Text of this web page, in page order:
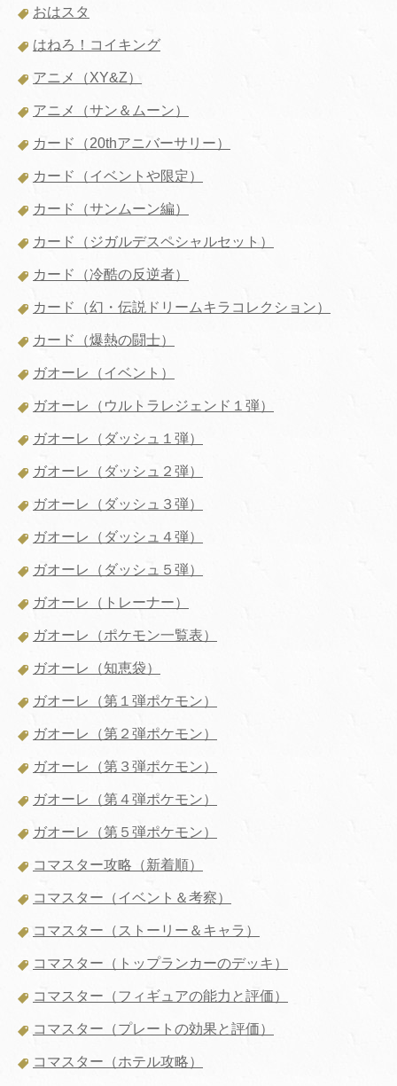
おはスタ
はねろ！コイキング
アニメ（XY&Z）
アニメ（サン＆ムーン）
カード（20thアニバーサリー）
カード（イベントや限定）
カード（サンムーン編）
カード（ジガルデスペシャルセット）
カード（冷酷の反逆者）
カード（幻・伝説ドリームキラコレクション）
カード（爆熱の闘士）
ガオーレ（イベント）
ガオーレ（ウルトラレジェンド１弾）
ガオーレ（ダッシュ１弾）
ガオーレ（ダッシュ２弾）
ガオーレ（ダッシュ３弾）
ガオーレ（ダッシュ４弾）
ガオーレ（ダッシュ５弾）
ガオーレ（トレーナー）
ガオーレ（ポケモン一覧表）
ガオーレ（知恵袋）
ガオーレ（第１弾ポケモン）
ガオーレ（第２弾ポケモン）
ガオーレ（第３弾ポケモン）
ガオーレ（第４弾ポケモン）
ガオーレ（第５弾ポケモン）
コマスター攻略（新着順）
コマスター（イベント＆考察）
コマスター（ストーリー＆キャラ）
コマスター（トップランカーのデッキ）
コマスター（フィギュアの能力と評価）
コマスター（プレートの効果と評価）
コマスター（ホテル攻略）